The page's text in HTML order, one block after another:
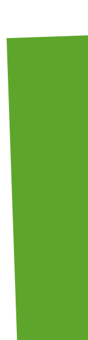
Inhalt